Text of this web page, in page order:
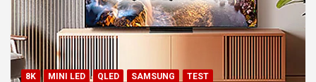
8K MINI LED QLED SAMSUNG TEST